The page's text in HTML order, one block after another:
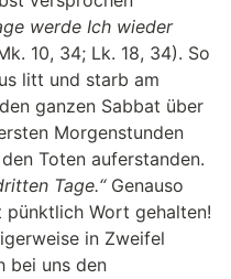
werde Ich wieder
10, 34; Lk. 18, 34). So
litt und starb am
ganzen Sabbat über
Morgenstunden
Toten auferstanden.
Tage.“Genauso
Wort gehalten!
in Zweifel
bei uns den